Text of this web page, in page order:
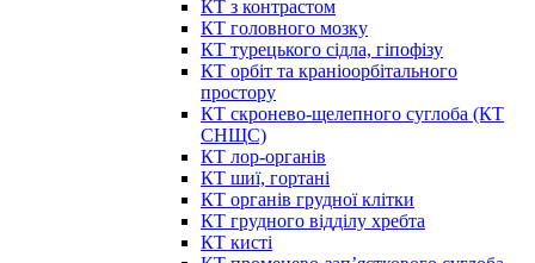
КТ з контрастом
КТ головного мозку
КТ турецького сідла, гіпофізу
КТ орбіт та краніоорбітального
простору
КТ скронево-щелепного суглоба (КТ
СНЩС)
КТ лор-органів
КТ шиї, гортані
КТ органів грудної клітки
КТ грудного відділу хребта
КТ кисті